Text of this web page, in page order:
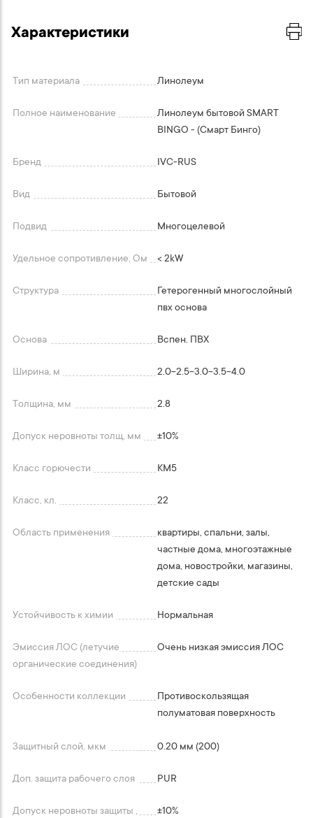
Характеристики
Тип материала Линолеум
Полное наименование
Линолеум бытовой SMART
BINGO - (Смарт Бинго)
Бренд IVC-RUS
Вид Бытовой
Подвид Многоцелевой
Удельное сопротивление, Ом < 2kW
Структура
Гетерогенный многослойный
пвх основа
Основа Вспен. ПВХ
Ширина, м 2.0-2.5-3.0-3.5-4.0
Толщина, мм 2.8
Допуск неровноты толщ, мм +-10%
Класс горючести КМ5
Класс, кл. 22
Область применения
квартиры, спальни, залы,
частные дома, многоэтажные
дома, новостройки, магазины,
детские сады
Устойчивость к химии Нормальная
Эмиссия ЛОС (летучие
органические соединения)
Очень низкая эмиссия ЛОС
Особенности коллекции
Противоскользящая
полуматовая поверхность
Защитный слой, мкм 0.20 мм (200)
Доп. защита рабочего слоя PUR
Допуск неровноты защиты ,
+-10%